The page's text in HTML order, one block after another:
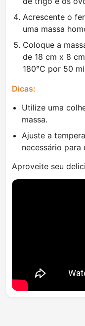
Acrescente o
uma massa
Coloque a
de 18 cm x 8
180°C por 50
Dicas:
Utilize uma
massa.
Ajuste a
necessário para
Aproveite seu